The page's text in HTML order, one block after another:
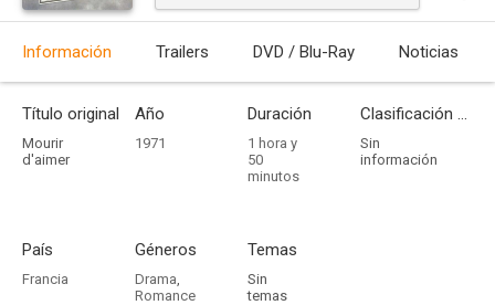
Estrenada
Información Trailers DVD / Blu-Ray Noticias
Título original
Mourir
d'aimer
Año
1971
Duración
1 hora y
50
minutos
Clasificación por edades
Sin
información
País
Francia
Géneros
Drama,
Romance
Temas
Sin
temas